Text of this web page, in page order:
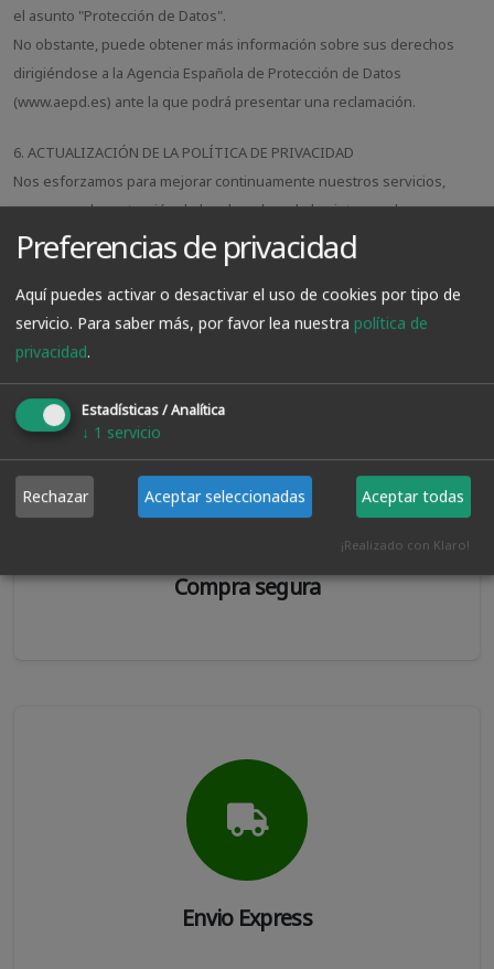
el asunto "Protección de Datos".
No obstante, puede obtener más información sobre sus derechos
dirigiéndose a la Agencia Española de Protección de Datos
(www.aepd.es) ante la que podrá presentar una reclamación.
6. ACTUALIZACIÓN DE LA POLÍTICA DE PRIVACIDAD
Nos esforzamos para mejorar continuamente nuestros servicios,
procesos y la protección de los derechos de los interesados, por eso
actualizaremos esta política de privacidad periódicamente. Le
aconsejamos que la consulte de forma regular.
Compra segura
Envio Express
Preferencias de privacidad
Aquí puedes activar o desactivar el uso de cookies por tipo de
servicio. Para saber más, por favor lea nuestra política de
privacidad.
Estadísticas / Analítica
↓ 1 servicio
Rechazar Aceptar seleccionadas Aceptar todas
¡Realizado con Klaro!